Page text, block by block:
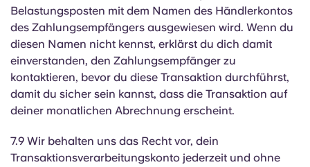
Belastungsposten mit dem Namen des Händlerkontos
des Zahlungsempfängers ausgewiesen wird. Wenn du
diesen Namen nicht kennst, erklärst du dich damit
einverstanden, den Zahlungsempfänger zu
kontaktieren, bevor du diese Transaktion durchführst,
damit du sicher sein kannst, dass die Transaktion auf
deiner monatlichen Abrechnung erscheint.
7.9 Wir behalten uns das Recht vor, dein
Transaktionsverarbeitungskonto jederzeit und ohne